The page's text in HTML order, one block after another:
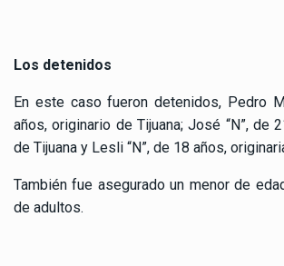
Los detenidos
En este caso fueron detenidos, Pedro
años, originario de Tijuana; José “N”, de
de Tijuana y Lesli “N”, de 18 años,
También fue asegurado un menor de
de adultos.